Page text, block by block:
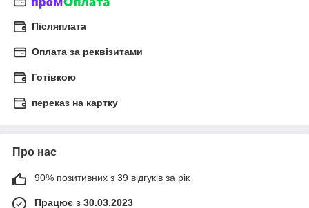
Післяплата
Оплата за реквізитами
Готівкою
переказ на картку
Про нас
90% позитивних з 39 відгуків за рік
Працює з 30.03.2023